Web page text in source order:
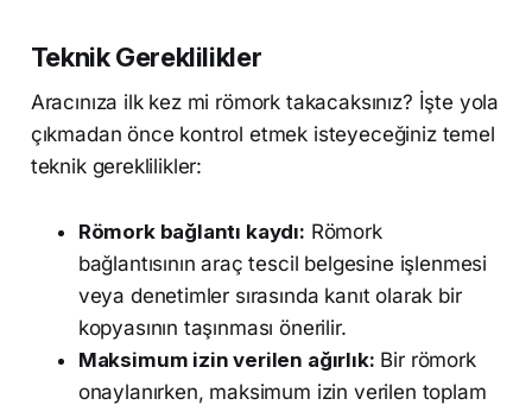
Teknik Gereklilikler
Aracınıza ilk kez mi römork takacaksınız? İşte yola
çıkmadan önce kontrol etmek isteyeceğiniz temel
teknik gereklilikler:
Römork bağlantı kaydı: Römork
bağlantısının araç tescil belgesine işlenmesi
veya denetimler sırasında kanıt olarak bir
kopyasının taşınması önerilir.
Maksimum izin verilen ağırlık: Bir römork
onaylanırken, maksimum izin verilen toplam